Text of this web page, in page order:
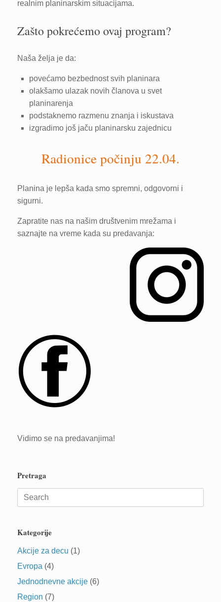
realnim planinarskim situacijama.
Zašto pokrećemo ovaj program?
Naša želja je da:
povećamo bezbednost svih planinara
olakšamo ulazak novih članova u svet
planinarenja
podstaknemo razmenu znanja i iskustava
izgradimo još jaču planinarsku zajednicu
Radionice počinju 22.04.
Planina je lepša kada smo spremni, odgovorni i
sigurni.
Zapratite nas na našim društvenim mrežama i
saznajte na vreme kada su predavanja:
Vidimo se na predavanjima!
Pretraga
Search
for:
Kategorije
Akcije za decu (1)
Evropa (4)
Jednodnevne akcije (6)
Region (7)